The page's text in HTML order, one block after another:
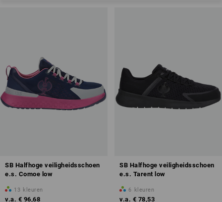
SB Halfhoge veiligheidsschoen
e.s. Comoe low
13 kleuren
v.a. € 96,68
SB Halfhoge veiligheidsschoen
e.s. Tarent low
6 kleuren
v.a. € 78,53